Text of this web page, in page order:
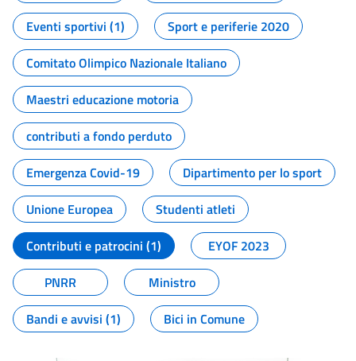
Eventi sportivi (1)
Sport e periferie 2020
Comitato Olimpico Nazionale Italiano
Maestri educazione motoria
contributi a fondo perduto
Emergenza Covid-19
Dipartimento per lo sport
Unione Europea
Studenti atleti
Contributi e patrocini (1)
EYOF 2023
PNRR
Ministro
Bandi e avvisi (1)
Bici in Comune